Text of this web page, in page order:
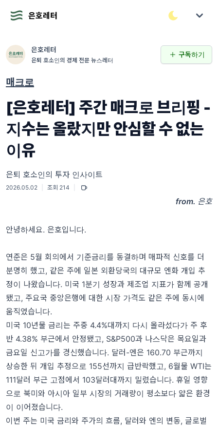
은호레터
은호레터
은퇴 호소인의 경제 전문 뉴스레터
구독하기
매크로
[은호레터] 주간 매크로 브리핑 -
지수는 올랐지만 안심할 수 없는
이유
은퇴 호소인의 투자 인사이트
2026.05.02 조회 214
from. 은호
안녕하세요. 은호입니다.
연준은 5월 회의에서 기준금리를 동결하며 매파적 신호를 더
분명히 했고, 같은 주에 일본 외환당국의 대규모 엔화 개입 추
정이 나왔습니다. 미국 1분기 성장과 제조업 지표가 함께 공개
됐고, 주요국 중앙은행에 대한 시장 가격도 같은 주에 동시에
움직였습니다.
미국 10년물 금리는 주중 4.4%대까지 다시 올라섰다가 주 후
반 4.38% 부근에서 안정됐고, S&P500과 나스닥은 목요일과
금요일 신고가를 경신했습니다. 달러-엔은 160.70 부근까지
상승한 뒤 개입 추정으로 155선까지 급반락했고, 6월물 WTI는
111달러 부근 고점에서 103달러대까지 밀렸습니다. 휴일 영향
으로 북미와 아시아 일부 시장의 거래량이 평소보다 얇은 환경
이 이어졌습니다.
이번 주는 미국 금리와 주가의 흐름, 달러와 엔의 변동, 글로벌